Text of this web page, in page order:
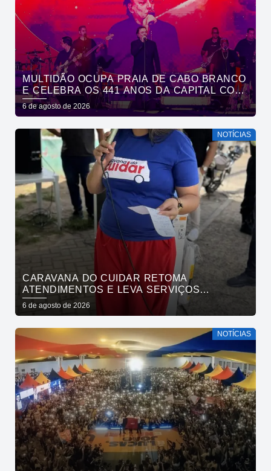
MULTIDÃO OCUPA PRAIA DE CABO BRANCO
E CELEBRA OS 441 ANOS DA CAPITAL COM
SHOWS DE ROUPA NOVA E FÁBIO JR
6 de agosto de 2026
NOTÍCIAS
CARAVANA DO CUIDAR RETOMA
ATENDIMENTOS E LEVA SERVIÇOS
GRATUITOS AO BAIRRO DE OITIZEIRO
NESTA SEXTA-FEIRA
6 de agosto de 2026
NOTÍCIAS